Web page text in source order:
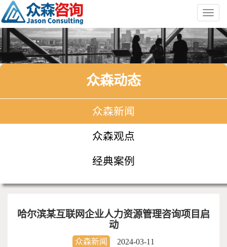
众森动态
众森新闻
众森观点
经典案例
哈尔滨某互联网企业人力资源管理咨询项目启
动
众森新闻 2024-03-11